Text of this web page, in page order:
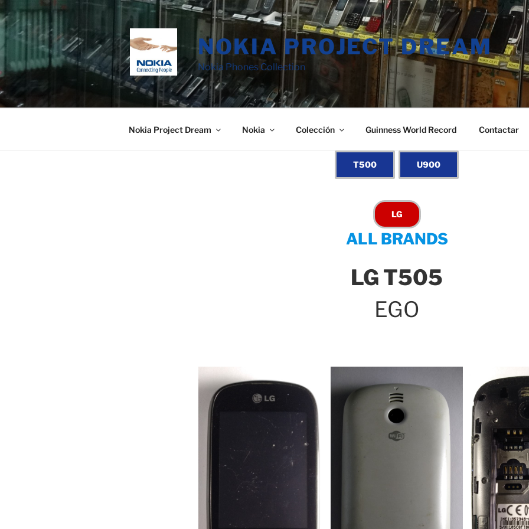
Saltar
al
contenido
NOKIA PROJECT DREAM
Nokia Phones Collection
Nokia Project Dream Nokia Colección Guinness World Record Contactar
ALL BRANDS
LG T505
EGO